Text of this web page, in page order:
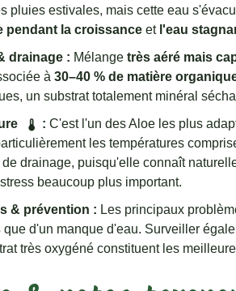
pluies estivales, mais cette eau
pendant la croissance et l'eau
drainage : Mélangetrès aéré mais
à30–40 % de matière
un substrat totalement minéral
thermostat : C'est l'un des Aloe les plus
les températures
drainage, puisqu'elle connaît
beaucoup plus important.
& prévention : Les principaux
que d'un manque d'eau. Surveiller
très oxygéné constituent les